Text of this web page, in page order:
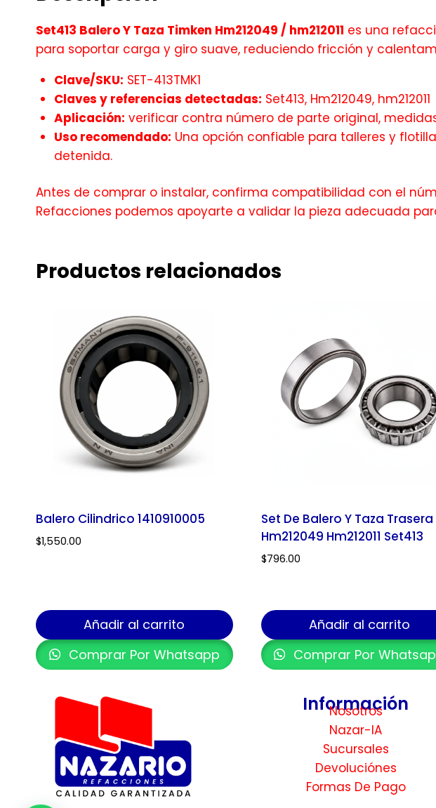
Set413 Balero Y Taza Timken Hm212049 / hm212011 es una
para soportar carga y giro suave, reduciendo fricción y
Clave/SKU: SET-413TMK1
Claves y referencias detectadas: Set413, Hm212049, hm212011
Aplicación: verificar contra número de parte original,
Uso recomendado: Una opción confiable para talleres y
detenida.
Antes de comprar o instalar, confirma compatibilidad con el
Refacciones podemos apoyarte a validar la pieza adecuada
Productos relacionados
Balero Cilindrico 1410910005
$1,550.00
Añadir al carrito
Comprar Por Whatsapp
Set De Balero Y Taza Trasera
Hm212049 Hm212011 Set413
$796.00
Añadir al carrito
Comprar Por
Información
Nosotros
Nazar-IA
Sucursales
Devoluciónes
Formas De Pago